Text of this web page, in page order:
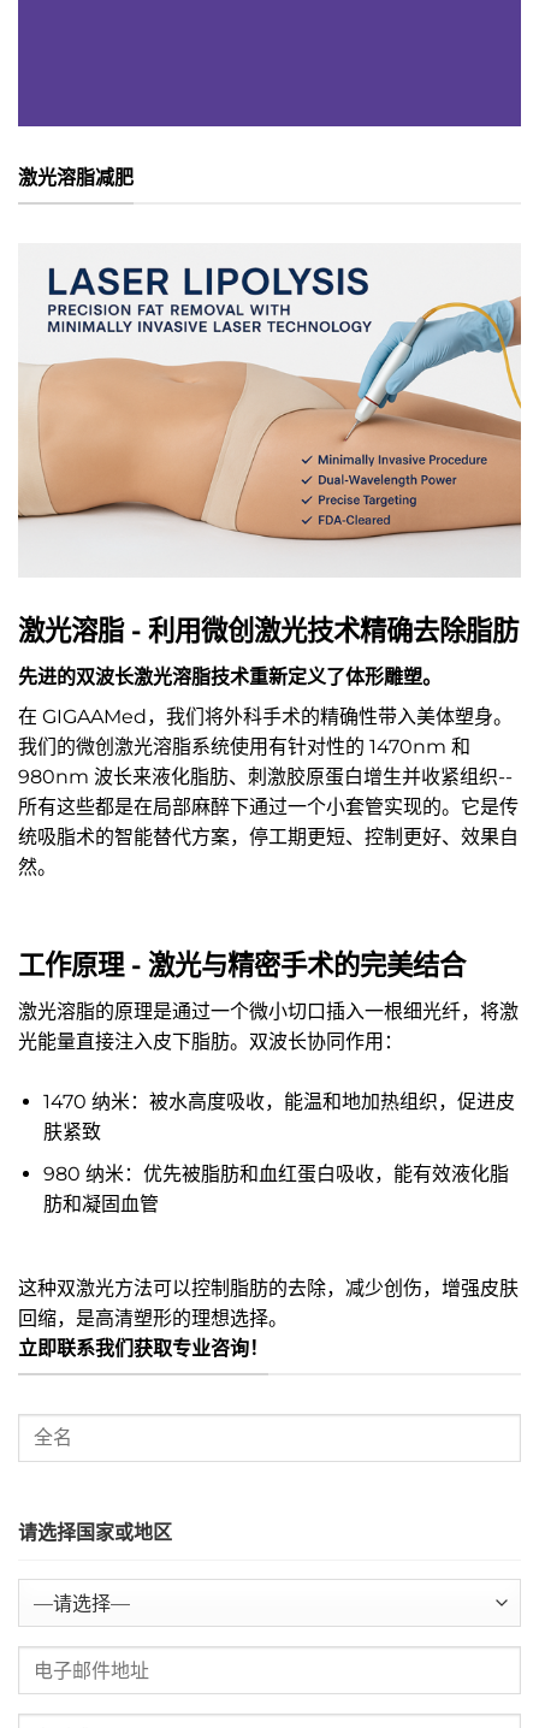
激光溶脂减肥
激光溶脂 - 利用微创激光技术精确去除脂肪
先进的双波长激光溶脂技术重新定义了体形雕塑。
在 GIGAAMed，我们将外科手术的精确性带入美体塑身。
我们的微创激光溶脂系统使用有针对性的 1470nm 和
980nm 波长来液化脂肪、刺激胶原蛋白增生并收紧组织--
所有这些都是在局部麻醉下通过一个小套管实现的。它是传
统吸脂术的智能替代方案，停工期更短、控制更好、效果自
然。
工作原理 - 激光与精密手术的完美结合
激光溶脂的原理是通过一个微小切口插入一根细光纤，将激
光能量直接注入皮下脂肪。双波长协同作用：
1470 纳米：被水高度吸收，能温和地加热组织，促进皮
肤紧致
980 纳米：优先被脂肪和血红蛋白吸收，能有效液化脂
肪和凝固血管
这种双激光方法可以控制脂肪的去除，减少创伤，增强皮肤
回缩，是高清塑形的理想选择。
立即联系我们获取专业咨询！
请选择国家或地区